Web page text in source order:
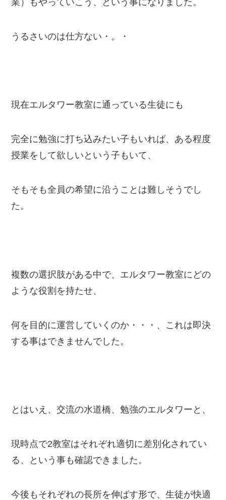
業）もやっていこう、という事になりました。
うるさいのは仕方ない・。・
現在エルタワー教室に通っている生徒にも
完全に勉強に打ち込みたい子もいれば、ある程度
授業をして欲しいという子もいて、
そもそも全員の希望に沿うことは難しそうでし
た。
複数の選択肢がある中で、エルタワー教室にどの
ような役割を持たせ、
何を目的に運営していくのか・・・、これは即決
する事はできませんでした。
とはいえ、交流の水道橋、勉強のエルタワーと、
現時点で2教室はそれぞれ適切に差別化されてい
る、という事も確認できました。
今後もそれぞれの長所を伸ばす形で、生徒が快適